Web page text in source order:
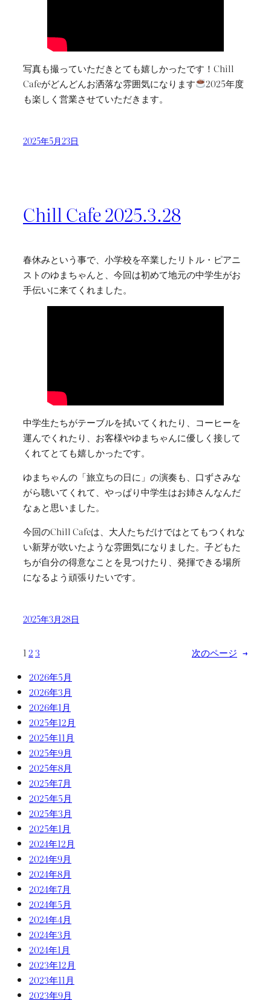
写真も撮っていただきとても嬉しかったです！Chill
Cafeがどんどんお洒落な雰囲気になります
2025年度
も楽しく営業させていただきます。
2025年5月23日
Chill Cafe 2025.3.28
春休みという事で、小学校を卒業したリトル・ピアニ
ストのゆまちゃんと、今回は初めて地元の中学生がお
手伝いに来てくれました。
中学生たちがテーブルを拭いてくれたり、コーヒーを
運んでくれたり、お客様やゆまちゃんに優しく接して
くれてとても嬉しかったです。
ゆまちゃんの「旅立ちの日に」の演奏も、口ずさみな
がら聴いてくれて、やっぱり中学生はお姉さんなんだ
なぁと思いました。
今回のChill Cafeは、大人たちだけではとてもつくれな
い新芽が吹いたような雰囲気になりました。子どもた
ちが自分の得意なことを見つけたり、発揮できる場所
になるよう頑張りたいです。
2025年3月28日
123 次のページ →
2026年5月
2026年3月
2026年1月
2025年12月
2025年11月
2025年9月
2025年8月
2025年7月
2025年5月
2025年3月
2025年1月
2024年12月
2024年9月
2024年8月
2024年7月
2024年5月
2024年4月
2024年3月
2024年1月
2023年12月
2023年11月
2023年9月